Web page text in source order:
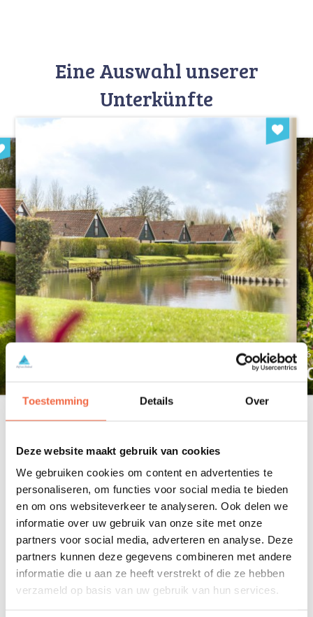
Toestemming Details Over
Deze website maakt gebruik van cookies
We gebruiken cookies om content en advertenties te
personaliseren, om functies voor social media te bieden
en om ons websiteverkeer te analyseren. Ook delen we
informatie over uw gebruik van onze site met onze
partners voor social media, adverteren en analyse. Deze
partners kunnen deze gegevens combineren met andere
informatie die u aan ze heeft verstrekt of die ze hebben
verzameld op basis van uw gebruik van hun services.
Eine Auswahl unserer
Unterkünfte
Orchis mit Klimaanlage
Freistehender Bungalow (ca. 110 m
Einige Bungalows am Wasser gelegen
Klimaanlage im Wohnzimmer/in der Küche
Klimaanlage in jedem Schlafzimmer
Verfügbarkeit Mehr Info